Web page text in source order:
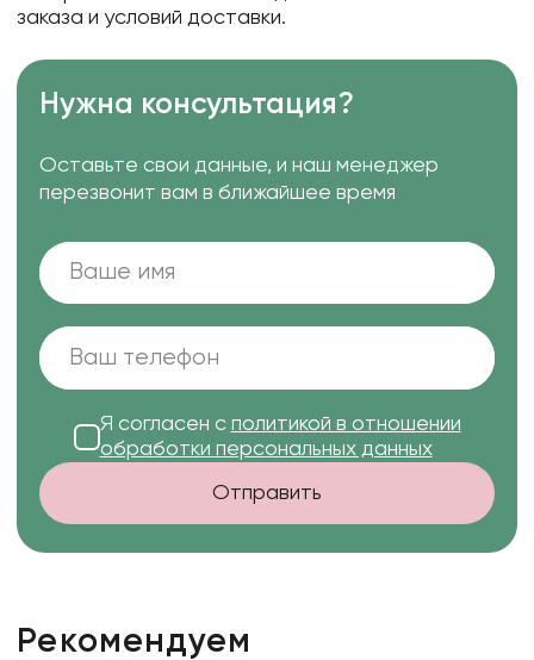
заказа и условий доставки.
Нужна консультация?
Оставьте свои данные, и наш менеджер
перезвонит вам в ближайшее время
Я согласен с политикой в отношении
обработки персональных данных
Отправить
Рекомендуем